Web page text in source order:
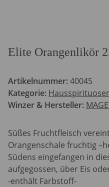
Elite Orangenlikör
Artikelnummer:40045
Kategorie:
Winzer & Hersteller:
Süßes Fruchtfleisch
Orangenschale fruchtig
Südens eingefangen in
aufgegossen, über Eis
-enthält Farbstoff-